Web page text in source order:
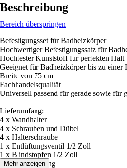
Beschreibung
Bereich überspringen
Befestigungsset für Badheizkörper
Hochwertiger Befestigungssatz für
Hochfester Kunststoff für perfekten Halt
Geeignet für Badheizkörper bis zu einer
Breite von 75 cm
Fachhandelsqualität
Universell passend für gerade sowie für
Lieferumfang:
4 x Wandhalter
4 x Schrauben und Dübel
4 x Halterschraube
1 x Entlüftungsventil 1/2 Zoll
1 x Blindstopfen 1/2 Zoll
Montageanleitung
Mehr anzeigen